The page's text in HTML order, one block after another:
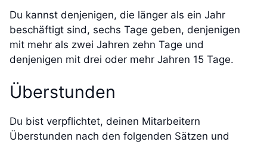
Du kannst denjenigen, die länger als ein Jahr
beschäftigt sind, sechs Tage geben, denjenigen
mit mehr als zwei Jahren zehn Tage und
denjenigen mit drei oder mehr Jahren 15 Tage.
Überstunden
Du bist verpflichtet, deinen Mitarbeitern
Überstunden nach den folgenden Sätzen und